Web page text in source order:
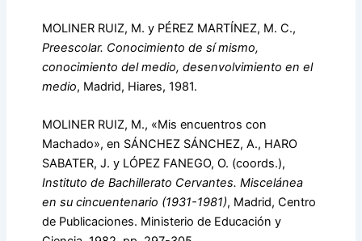
MOLINER RUIZ, M. y PÉREZ MARTÍNEZ, M. C.,
Preescolar. Conocimiento de sí mismo,
conocimiento del medio, desenvolvimiento en el
medio, Madrid, Hiares, 1981.
MOLINER RUIZ, M., «Mis encuentros con
Machado», en SÁNCHEZ SÁNCHEZ, A., HARO
SABATER, J. y LÓPEZ FANEGO, O. (coords.),
Instituto de Bachillerato Cervantes. Miscelánea
en su cincuentenario (1931-1981), Madrid, Centro
de Publicaciones. Ministerio de Educación y